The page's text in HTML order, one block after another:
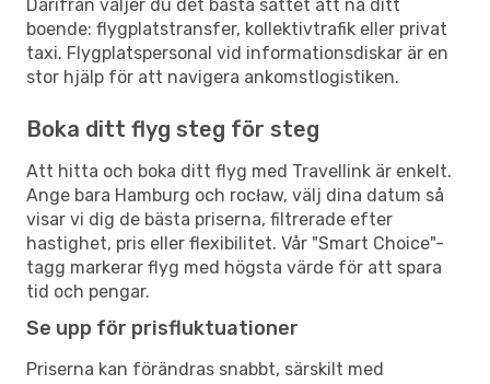
Därifrån väljer du det bästa sättet att nå ditt
boende: flygplatstransfer, kollektivtrafik eller privat
taxi. Flygplatspersonal vid informationsdiskar är en
stor hjälp för att navigera ankomstlogistiken.
Boka ditt flyg steg för steg
Att hitta och boka ditt flyg med Travellink är enkelt.
Ange bara Hamburg och rocław, välj dina datum så
visar vi dig de bästa priserna, filtrerade efter
hastighet, pris eller flexibilitet. Vår "Smart Choice"-
tagg markerar flyg med högsta värde för att spara
tid och pengar.
Se upp för prisfluktuationer
Priserna kan förändras snabbt, särskilt med